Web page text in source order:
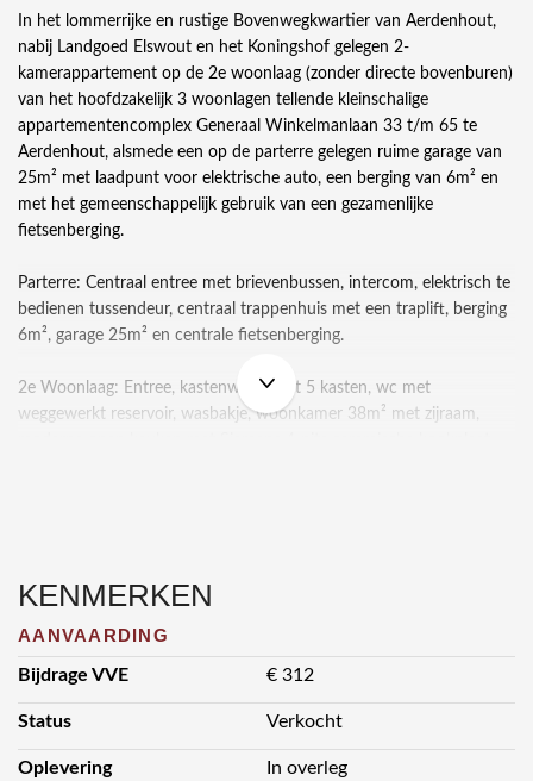
In het lommerrijke en rustige Bovenwegkwartier van Aerdenhout,
nabij Landgoed Elswout en het Koningshof gelegen 2-
kamerappartement op de 2e woonlaag (zonder directe bovenburen)
van het hoofdzakelijk 3 woonlagen tellende kleinschalige
appartementencomplex Generaal Winkelmanlaan 33 t/m 65 te
Aerdenhout, alsmede een op de parterre gelegen ruime garage van
25m² met laadpunt voor elektrische auto, een berging van 6m² en
met het gemeenschappelijk gebruik van een gezamenlijke
fietsenberging.
Parterre: Centraal entree met brievenbussen, intercom, elektrisch te
bedienen tussendeur, centraal trappenhuis met een traplift, berging
6m², garage 25m² en centrale fietsenberging.
2e Woonlaag: Entree, kastenwand met 5 kasten, wc met
weggewerkt reservoir, wasbakje, woonkamer 38m² met zijraam,
douche, slaapkamer 13m² met toegang naar idem balkon.
• Woonoppervlakte appartement: 58m².
• Bouwjaar 1977, renovatie 2006.
• Verwarming middels blokverwarming met caloriemeters.
KENMERKEN
AANVAARDING
Bijdrage VVE € 312
Status Verkocht
Oplevering In overleg